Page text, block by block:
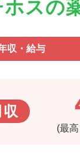
スの
収・給与
(最